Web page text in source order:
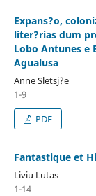
Expans?o,
liter?rias dum
Lobo Antunes e
Agualusa
Anne Sletsj?e
1-9
PDF
Fantastique et
Liviu Lutas
1-14